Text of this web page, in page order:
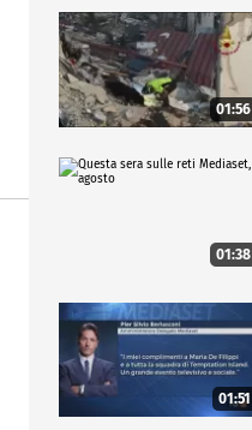
01:56
01:38
01:51